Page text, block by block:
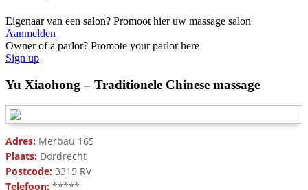
Eigenaar van een salon? Promoot hier uw massage salon
Aanmelden
Owner of a parlor? Promote your parlor here
Sign up
Yu Xiaohong – Traditionele Chinese massage
Adres: Merbau 165
Plaats: Dordrecht
Postcode: 3315 RV
Telefoon: *****